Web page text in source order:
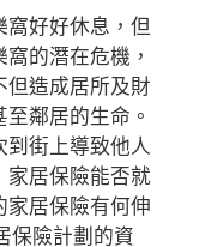
窩好好休息，但
的潛在危機，
造成居所及財
鄰居的生命。
到街上導致他人
家居保險能否就
居保險有何伸
保險計劃的資